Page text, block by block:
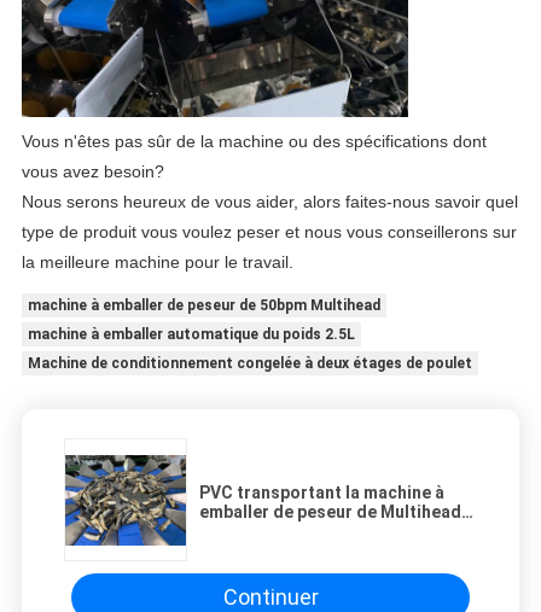
Vous n'êtes pas sûr de la machine ou des spécifications dont
vous avez besoin?
Nous serons heureux de vous aider, alors faites-nous savoir quel
type de produit vous voulez peser et nous vous conseillerons sur
la meilleure machine pour le travail.
machine à emballer de peseur de 50bpm Multihead
machine à emballer automatique du poids 2.5L
Machine de conditionnement congelée à deux étages de poulet
PVC transportant la machine à
emballer de peseur de Multihead
Continuer